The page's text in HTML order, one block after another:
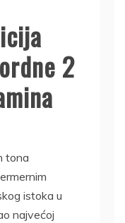
2
tona
istoka u
najvećoj